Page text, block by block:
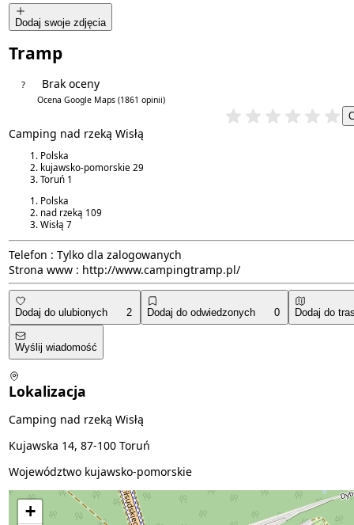
Dodaj swoje zdjęcia
Tramp
? Brak oceny
Ocena Google Maps(1861 opinii)
Camping nad rzeką Wisłą
Polska
kujawsko-pomorskie 29
Toruń 1
Polska
nad rzeką 109
Wisłą 7
Telefon : Tylko dla zalogowanych
Strona www : http://www.campingtramp.pl/
Dodaj do ulubionych 2 Dodaj do odwiedzonych 0 Dodaj do
Wyślij wiadomość
Lokalizacja
Camping nad rzeką Wisłą
Kujawska 14, 87-100 Toruń
Województwo kujawsko-pomorskie
+